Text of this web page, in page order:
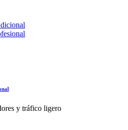
y tráfico ligero